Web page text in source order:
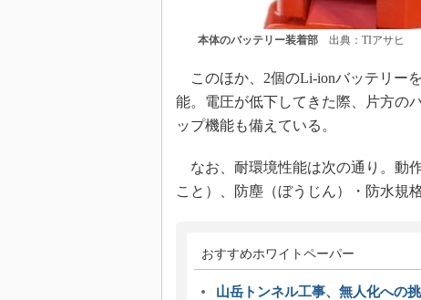
本体のバッテリー装着部出典：TIアサヒ
このほか、2個のLi-ionバッテリー
能。電圧が低下してきた際、片方の
ップ機能も備えている。
なお、耐環境性能は次の通り。動
こと）、防塵（ぼうじん）・防水規格
おすすめホワイトペーパー
山岳トンネル工事、無人化への